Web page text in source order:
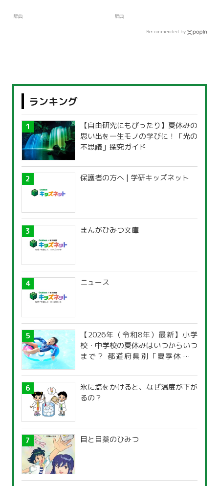
辞典 辞典
Recommended by
ランキング
【自由研究にもぴったり】夏休みの
思い出を一生モノの学びに！「光の
不思議」探究ガイド
保護者の方へ | 学研キッズネット
まんがひみつ文庫
ニュース
【2026年（令和8年）最新】小学
校・中学校の夏休みはいつからいつ
まで？ 都道府県別「夏季休暇一
氷に塩をかけると、なぜ温度が下が
るの？
目と目薬のひみつ